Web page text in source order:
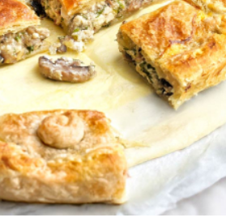
Εύκολη 1:10